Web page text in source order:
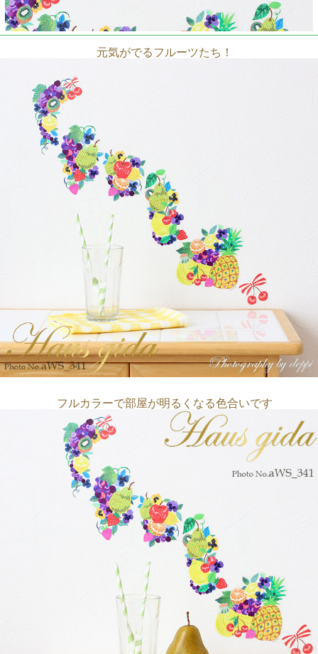
カラフルで楽しい雑貨デザイナーCOMOのウォールステッ
貼ってはがせます
元気がでるフルーツたち！
フルカラーで部屋が明るくなる色合いです